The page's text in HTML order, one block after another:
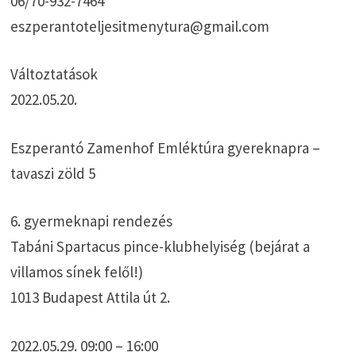
eszperantoteljesitmenytura@gmail.com
Változtatások
2022.05.20.
Eszperantó Zamenhof Emléktúra gyereknapra –
tavaszi zöld 5
6. gyermeknapi rendezés
Tabáni Spartacus pince-klubhelyiség (bejárat a
villamos sínek felől!)
1013 Budapest Attila út 2.
2022.05.29. 09:00 – 16:00